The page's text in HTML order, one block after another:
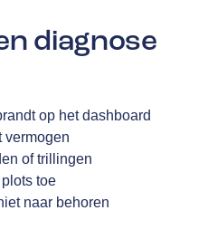
diagnose
op het dashboard
vermogen
of trillingen
toe
naar behoren